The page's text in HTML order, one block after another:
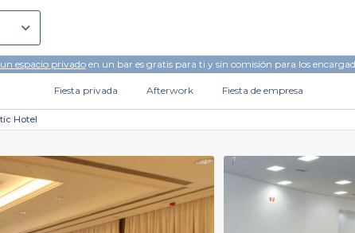
espacio privadoen un bar es gratis para ti y sin comisión para los
Fiesta privada Afterwork Fiesta de empresa
Hotel